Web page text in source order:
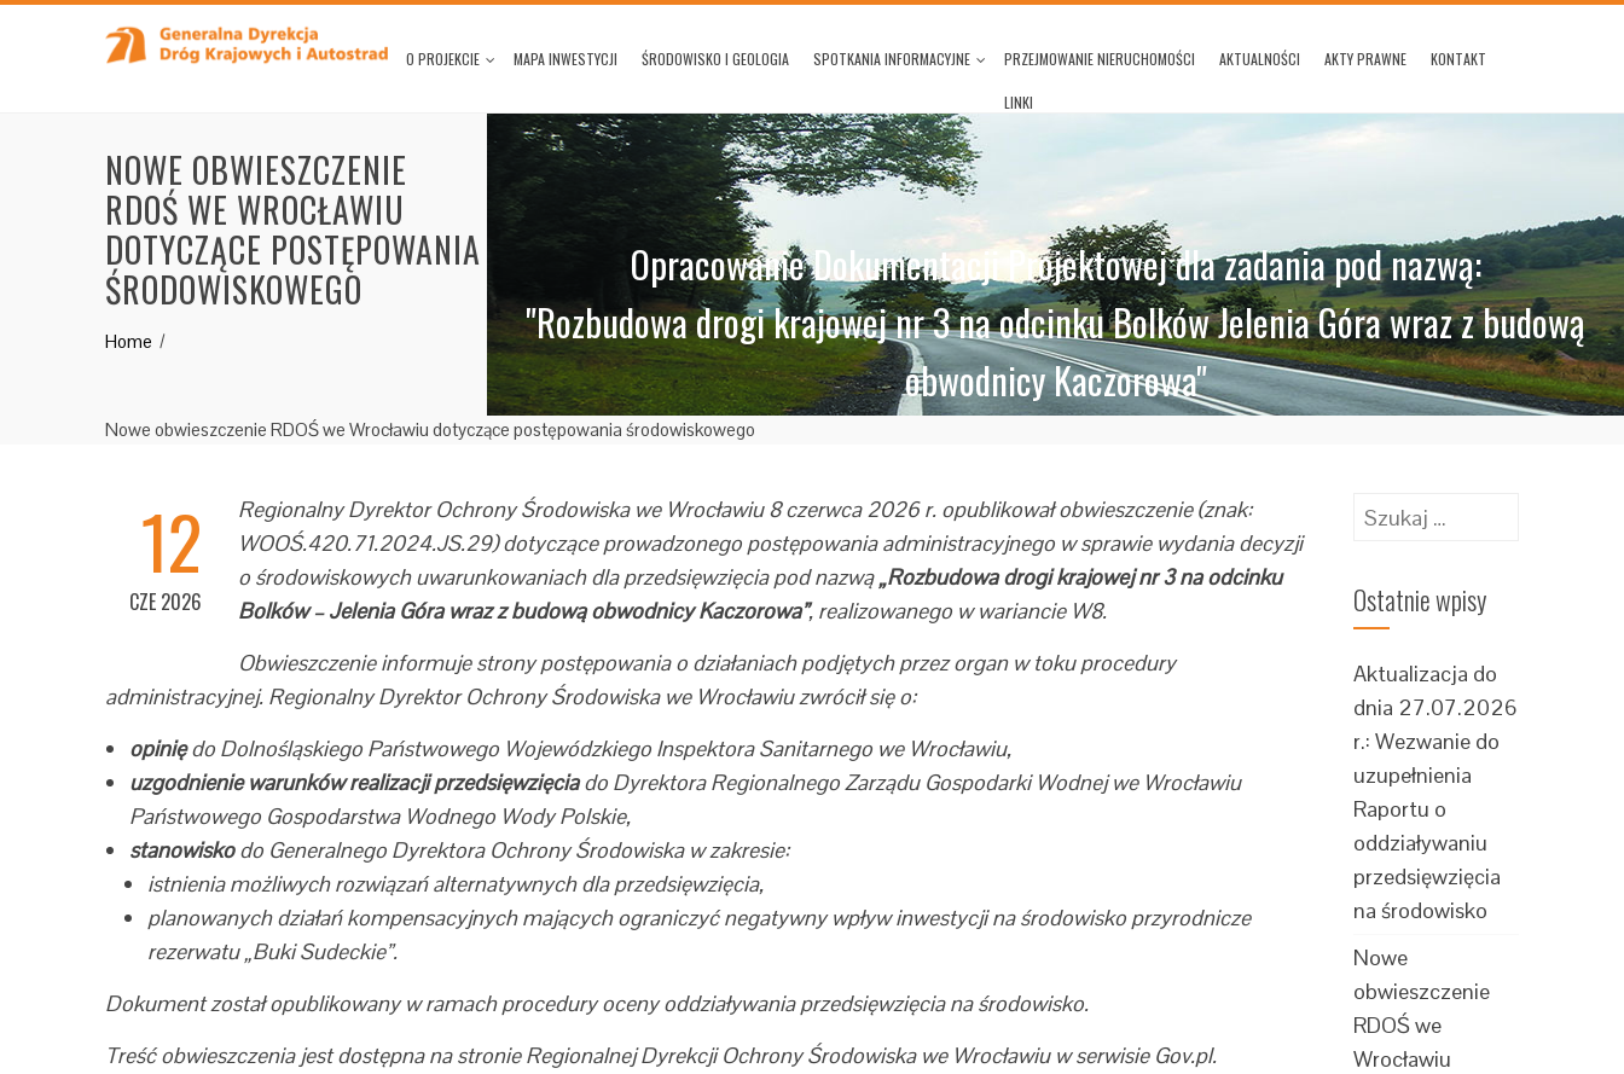
O PROJEKCIE MAPA INWESTYCJI ŚRODOWISKO I GEOLOGIA SPOTKANIA INFORMACYJNE PRZEJMOWANIE NIERUCHOMOŚCI AKTUALNOŚCI AKTY PRAWNE KONTAKT
LINKI
Opracowanie Dokumentacji Projektowej dla zadania pod nazwą:
"Rozbudowa drogi krajowej nr 3 na odcinku Bolków Jelenia Góra wraz z budową
obwodnicy Kaczorowa"
NOWE OBWIESZCZENIE
RDOŚ WE WROCŁAWIU
DOTYCZĄCE POSTĘPOWANIA
ŚRODOWISKOWEGO
Home
Nowe obwieszczenie RDOŚ we Wrocławiu dotyczące postępowania środowiskowego
12
CZE 2026
Regionalny Dyrektor Ochrony Środowiska we Wrocławiu 8 czerwca 2026 r. opublikował obwieszczenie (znak:
WOOŚ.420.71.2024.JS.29) dotyczące prowadzonego postępowania administracyjnego w sprawie wydania decyzji
o środowiskowych uwarunkowaniach dla przedsięwzięcia pod nazwą„Rozbudowa drogi krajowej nr 3 na odcinku
Bolków – Jelenia Góra wraz z budową obwodnicy Kaczorowa”, realizowanego w wariancie W8.
Obwieszczenie informuje strony postępowania o działaniach podjętych przez organ w toku procedury
administracyjnej. Regionalny Dyrektor Ochrony Środowiska we Wrocławiu zwrócił się o:
opiniędo Dolnośląskiego Państwowego Wojewódzkiego Inspektora Sanitarnego we Wrocławiu,
uzgodnienie warunków realizacji przedsięwzięciado Dyrektora Regionalnego Zarządu Gospodarki Wodnej we Wrocławiu
Państwowego Gospodarstwa Wodnego Wody Polskie,
stanowiskodo Generalnego Dyrektora Ochrony Środowiska w zakresie:
istnienia możliwych rozwiązań alternatywnych dla przedsięwzięcia,
planowanych działań kompensacyjnych mających ograniczyć negatywny wpływ inwestycji na środowisko przyrodnicze
rezerwatu „Buki Sudeckie”.
Dokument został opublikowany w ramach procedury oceny oddziaływania przedsięwzięcia na środowisko.
Treść obwieszczenia jest dostępna na stronie Regionalnej Dyrekcji Ochrony Środowiska we Wrocławiu w serwisie Gov.pl.
Szukaj:
Ostatnie wpisy
Aktualizacja do
dnia 27.07.2026
r.: Wezwanie do
uzupełnienia
Raportu o
oddziaływaniu
przedsięwzięcia
na środowisko
Nowe
obwieszczenie
RDOŚ we
Wrocławiu